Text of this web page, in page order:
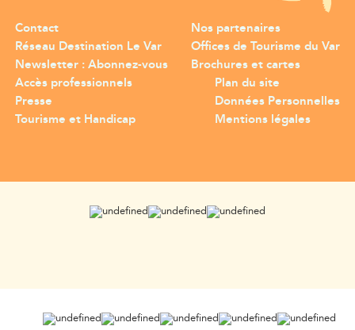
Contact
Réseau Destination Le Var
Newsletter : Abonnez-vous
Nos partenaires
Offices de Tourisme du Var
Brochures et cartes
Accès professionnels
Presse
Tourisme et Handicap
Plan du site
Données Personnelles
Mentions légales